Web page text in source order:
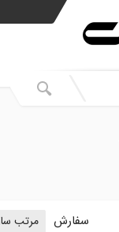
سفارش